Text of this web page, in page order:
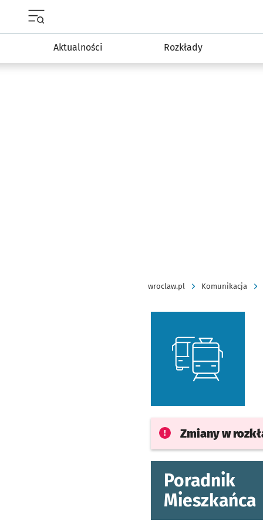
Aktualności Rozkłady
wroclaw.pl Komunikacja
Zmiany w
Poradnik
Mieszkańca